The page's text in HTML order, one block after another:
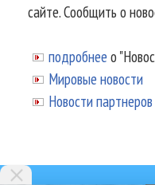
сайте. Сообщить о
подробнее о
Мировые новости
Новости партнеров